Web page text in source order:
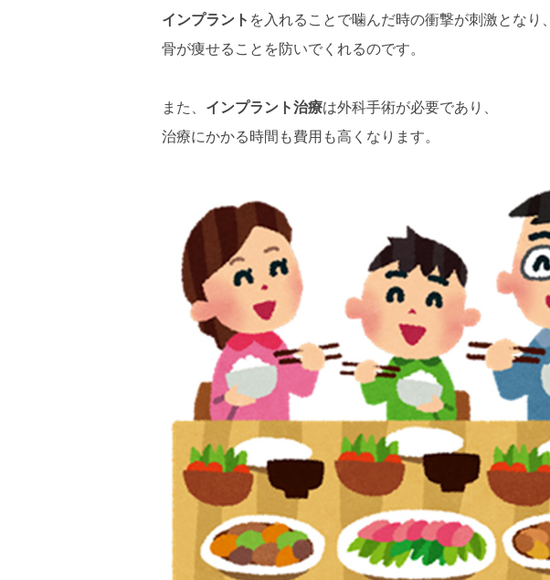
インプラント を入れることで噛んだ時の衝撃が刺激となり、
骨が痩せることを防いでくれるのです。
また、 インプラント治療は外科手術が必要であり、
治療にかかる時間も費用も高くなります。